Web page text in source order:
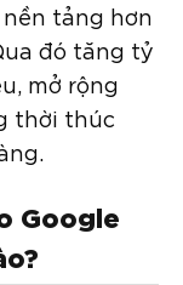
tảng hơn
đó tăng tỷ
mở rộng
thời thúc
Google